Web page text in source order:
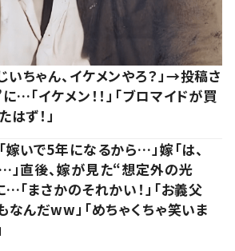
ちゃん、イケメンやろ？」→投稿さ
「イケメン！！」「ブロマイドが買
はず！」
嫁いで5年になるから…」嫁「は、
」直後、嫁が見た“想定外の光
「まさかのそれかい！」「お義父
なんだww」「めちゃくちゃ笑いま